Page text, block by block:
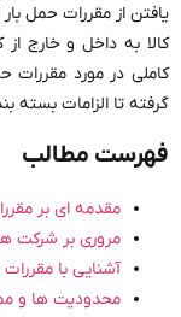
یافتن از مقررات حمل
کالا به داخل و خارج
کاملی در مورد مقررات
گرفته تا الزامات بسته
فهرست مطالب
مقدمه ای بر
مروری بر شرکت
آشنایی با مقررات
محدودیت ها و